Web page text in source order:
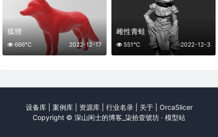
狐狸
2022-12-17
666℃
雌性青蛙
2022-12-3
551℃
设备库| 案例库| 资源库| 行业名录| 关于| OrcaSlicer
Copyright © 深山闲士的博客_柒拾壹號坊 · 模型站